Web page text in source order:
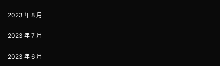
2023 年 8 月
2023 年 7 月
2023 年 6 月